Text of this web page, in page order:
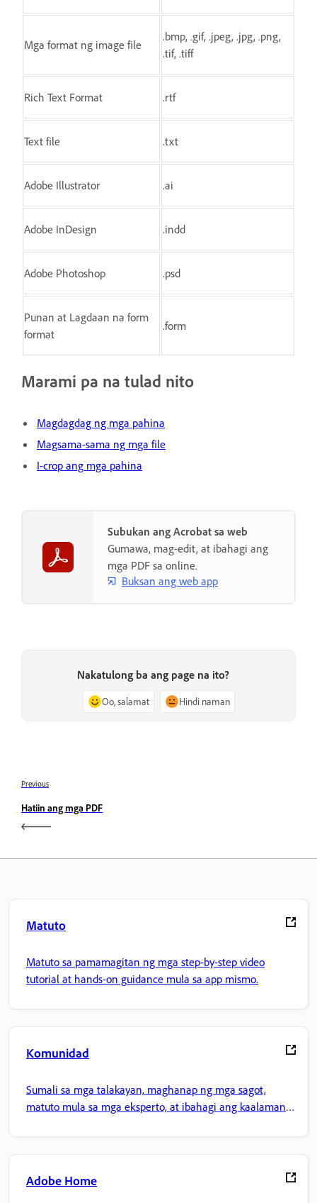
Mga format ng image file
.bmp, .gif, .jpeg, .jpg, .png,
.tif, .tiff
Rich Text Format .rtf
Text file .txt
Adobe Illustrator .ai
Adobe InDesign .indd
Adobe Photoshop .psd
Punan at Lagdaan na form
format
.form
Marami pa na tulad nito
Magdagdag ng mga pahina
Magsama-sama ng mga file
I-crop ang mga pahina
Subukan ang Acrobat sa web
Gumawa, mag-edit, at ibahagi ang
mga PDF sa online.
Buksan ang web app
Nakatulong ba ang page na ito?
Oo, salamat Hindi naman
Previous
Hatiin ang mga PDF
Matuto
Matuto sa pamamagitan ng mga step-by-step video
tutorial at hands-on guidance mula sa app mismo.
Komunidad
Sumali sa mga talakayan, maghanap ng mga sagot,
matuto mula sa mga eksperto, at ibahagi ang kaalaman
Adobe Home